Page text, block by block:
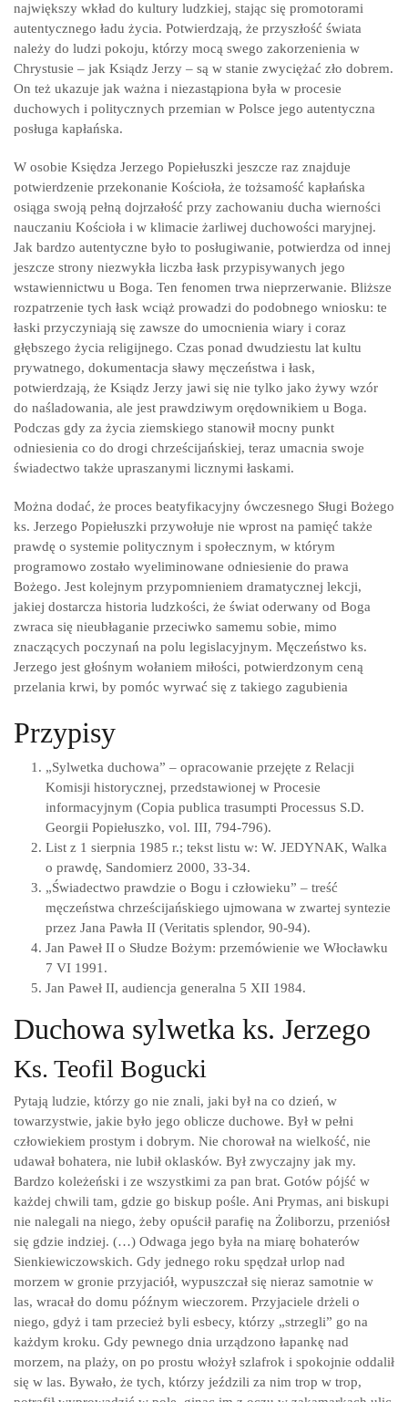
największy wkład do kultury ludzkiej, stając się promotorami
autentycznego ładu życia. Potwierdzają, że przyszłość świata
należy do ludzi pokoju, którzy mocą swego zakorzenienia w
Chrystusie – jak Ksiądz Jerzy – są w stanie zwyciężać zło dobrem.
On też ukazuje jak ważna i niezastąpiona była w procesie
duchowych i politycznych przemian w Polsce jego autentyczna
posługa kapłańska.
W osobie Księdza Jerzego Popiełuszki jeszcze raz znajduje
potwierdzenie przekonanie Kościoła, że tożsamość kapłańska
osiąga swoją pełną dojrzałość przy zachowaniu ducha wierności
nauczaniu Kościoła i w klimacie żarliwej duchowości maryjnej.
Jak bardzo autentyczne było to posługiwanie, potwierdza od innej
jeszcze strony niezwykła liczba łask przypisywanych jego
wstawiennictwu u Boga. Ten fenomen trwa nieprzerwanie. Bliższe
rozpatrzenie tych łask wciąż prowadzi do podobnego wniosku: te
łaski przyczyniają się zawsze do umocnienia wiary i coraz
głębszego życia religijnego. Czas ponad dwudziestu lat kultu
prywatnego, dokumentacja sławy męczeństwa i łask,
potwierdzają, że Ksiądz Jerzy jawi się nie tylko jako żywy wzór
do naśladowania, ale jest prawdziwym orędownikiem u Boga.
Podczas gdy za życia ziemskiego stanowił mocny punkt
odniesienia co do drogi chrześcijańskiej, teraz umacnia swoje
świadectwo także upraszanymi licznymi łaskami.
Można dodać, że proces beatyfikacyjny ówczesnego Sługi Bożego
ks. Jerzego Popiełuszki przywołuje nie wprost na pamięć także
prawdę o systemie politycznym i społecznym, w którym
programowo zostało wyeliminowane odniesienie do prawa
Bożego. Jest kolejnym przypomnieniem dramatycznej lekcji,
jakiej dostarcza historia ludzkości, że świat oderwany od Boga
zwraca się nieubłaganie przeciwko samemu sobie, mimo
znaczących poczynań na polu legislacyjnym. Męczeństwo ks.
Jerzego jest głośnym wołaniem miłości, potwierdzonym ceną
przelania krwi, by pomóc wyrwać się z takiego zagubienia
Przypisy
„Sylwetka duchowa” – opracowanie przejęte z Relacji
Komisji historycznej, przedstawionej w Procesie
informacyjnym (Copia publica trasumpti Processus S.D.
Georgii Popiełuszko, vol. III, 794-796).
List z 1 sierpnia 1985 r.; tekst listu w: W. JEDYNAK, Walka
o prawdę, Sandomierz 2000, 33-34.
„Świadectwo prawdzie o Bogu i człowieku” – treść
męczeństwa chrześcijańskiego ujmowana w zwartej syntezie
przez Jana Pawła II (Veritatis splendor, 90-94).
Jan Paweł II o Słudze Bożym: przemówienie we Włocławku
7 VI 1991.
Jan Paweł II, audiencja generalna 5 XII 1984.
Duchowa sylwetka ks. Jerzego
Ks. Teofil Bogucki
Pytają ludzie, którzy go nie znali, jaki był na co dzień, w
towarzystwie, jakie było jego oblicze duchowe. Był w pełni
człowiekiem prostym i dobrym. Nie chorował na wielkość, nie
udawał bohatera, nie lubił oklasków. Był zwyczajny jak my.
Bardzo koleżeński i ze wszystkimi za pan brat. Gotów pójść w
każdej chwili tam, gdzie go biskup pośle. Ani Prymas, ani biskupi
nie nalegali na niego, żeby opuścił parafię na Żoliborzu, przeniósł
się gdzie indziej. (…) Odwaga jego była na miarę bohaterów
Sienkiewiczowskich. Gdy jednego roku spędzał urlop nad
morzem w gronie przyjaciół, wypuszczał się nieraz samotnie w
las, wracał do domu późnym wieczorem. Przyjaciele drżeli o
niego, gdyż i tam przecież byli esbecy, którzy „strzegli” go na
każdym kroku. Gdy pewnego dnia urządzono łapankę nad
morzem, na plaży, on po prostu włożył szlafrok i spokojnie oddalił
się w las. Bywało, że tych, którzy jeździli za nim trop w trop,